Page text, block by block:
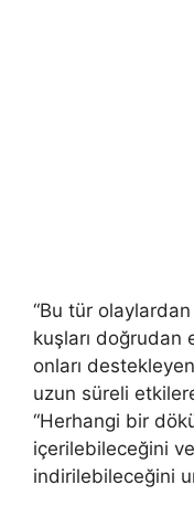
“Bu tür
kuşları doğrudan
onları
uzun süreli
“Herhangi bir
içerilebileceğini
indirilebileceğini